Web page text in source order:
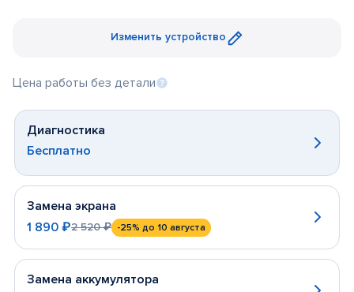
Изменить устройство
Цена работы без детали
Диагностика
Бесплатно
Замена экрана
1 890 ₽2 520 ₽ -25% до 10 августа
Замена аккумулятора